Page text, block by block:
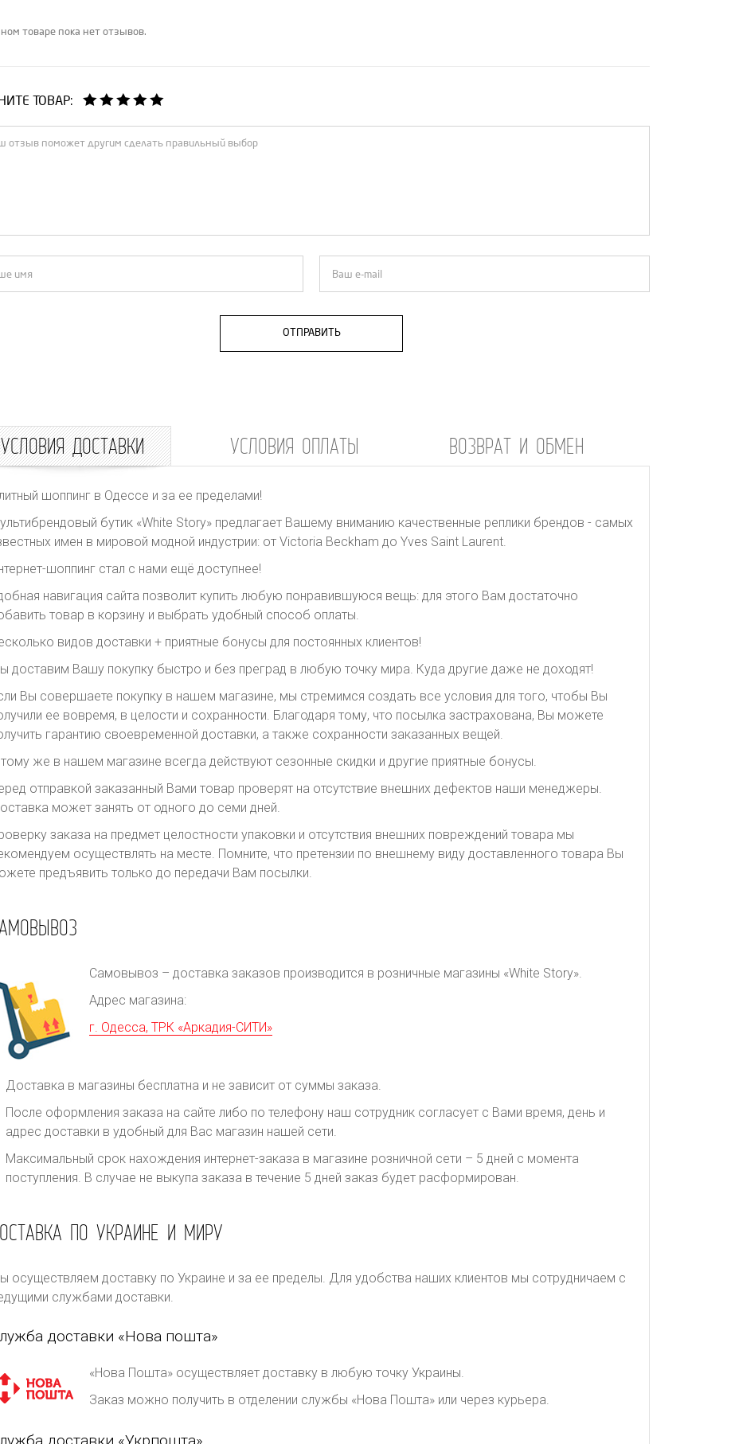
товаре пока нет отзывов.
ТОВАР:
ОТПРАВИТЬ
УСЛОВИЯ ДОСТАВКИ УСЛОВИЯ ОПЛАТЫ ВОЗВРАТ И ОБМЕН
шоппинг в Одессе и за ее пределами!
бутик «White Story» предлагает Вашему вниманию качественные реплики брендов - самых
имен в мировой модной индустрии: от Victoria Beckham до Yves Saint Laurent.
шоппинг стал с нами ещё доступнее!
навигация сайта позволит купить любую понравившуюся вещь: для этого Вам достаточно
товар в корзину и выбрать удобный способ оплаты.
видов доставки + приятные бонусы для постоянных клиентов!
доставим Вашу покупку быстро и без преград в любую точку мира. Куда другие даже не доходят!
Вы совершаете покупку в нашем магазине, мы стремимся создать все условия для того, чтобы Вы
ее вовремя, в целости и сохранности. Благодаря тому, что посылка застрахована, Вы можете
гарантию своевременной доставки, а также сохранности заказанных вещей.
же в нашем магазине всегда действуют сезонные скидки и другие приятные бонусы.
отправкой заказанный Вами товар проверят на отсутствие внешних дефектов наши менеджеры.
может занять от одного до семи дней.
заказа на предмет целостности упаковки и отсутствия внешних повреждений товара мы
осуществлять на месте. Помните, что претензии по внешнему виду доставленного товара Вы
предъявить только до передачи Вам посылки.
Самовывоз – доставка заказов производится в розничные магазины «White Story».
Адрес магазина:
г. Одесса, ТРК «Аркадия-СИТИ»
Доставка в магазины бесплатна и не зависит от суммы заказа.
После оформления заказа на сайте либо по телефону наш сотрудник согласует с Вами время, день и
адрес доставки в удобный для Вас магазин нашей сети.
Максимальный срок нахождения интернет-заказа в магазине розничной сети – 5 дней с момента
поступления. В случае не выкупа заказа в течение 5 дней заказ будет расформирован.
ПО УКРАИНЕ И МИРУ
осуществляем доставку по Украине и за ее пределы. Для удобства наших клиентов мы сотрудничаем с
службами доставки.
доставки «Нова пошта»
«Нова Пошта» осуществляет доставку в любую точку Украины.
Заказ можно получить в отделении службы «Нова Пошта» или через курьера.